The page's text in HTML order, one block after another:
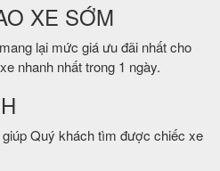
XE SỚM
lại mức giá ưu đãi nhất cho
nhanh nhất trong 1 ngày.
Quý khách tìm được chiếc xe